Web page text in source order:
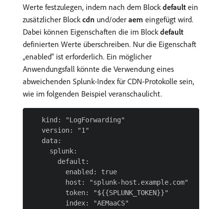
Werte festzulegen, indem nach dem Blockdefault ein
zusätzlicher Blockcdn und/oder aem eingefügt wird.
Dabei können Eigenschaften die im Blockdefault
definierten Werte überschreiben. Nur die Eigenschaft
„enabled“ ist erforderlich. Ein möglicher
Anwendungsfall könnte die Verwendung eines
abweichenden Splunk-Index für CDN-Protokolle sein,
wie im folgenden Beispiel veranschaulicht.
   kind: "LogForwarding"
   version: "1"
   data:
     splunk:
       default:
         enabled: true
         host: "splunk-host.example.com"
         token: "${{SPLUNK_TOKEN}}"
         index: "AEMaaCS"